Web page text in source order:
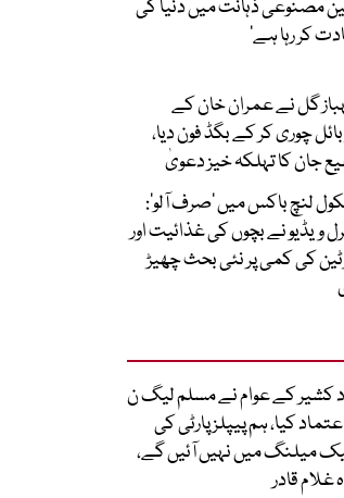
مصنوعی ذہانت میں دنیا کی
کر رہا ہے‘
گل نے عمران خان کے
چوری کر کے بگڈ فون دیا،
جان کا تہلکہ خیز دعویٰ
لنچ باکس میں ‘صرف آلو’:
ویڈیو نے بچوں کی غذائیت اور
کی کمی پر نئی بحث چھیڑ
کشیر کے عوام نے مسلم لیگ ن
کیا، ہم پیپلز پارٹی کی
میلنگ میں نہیں آئیں گے،
غلام قادر